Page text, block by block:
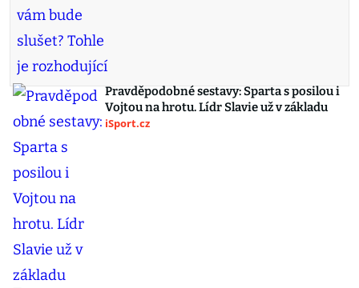
Pravděpodobné sestavy: Sparta s posilou i
Vojtou na hrotu. Lídr Slavie už v základu
iSport.cz